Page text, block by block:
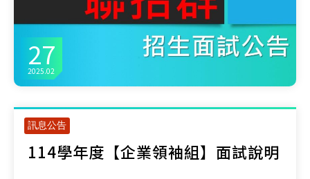
27
2025.02
訊息公告
114學年度【企業領袖組】面試說明